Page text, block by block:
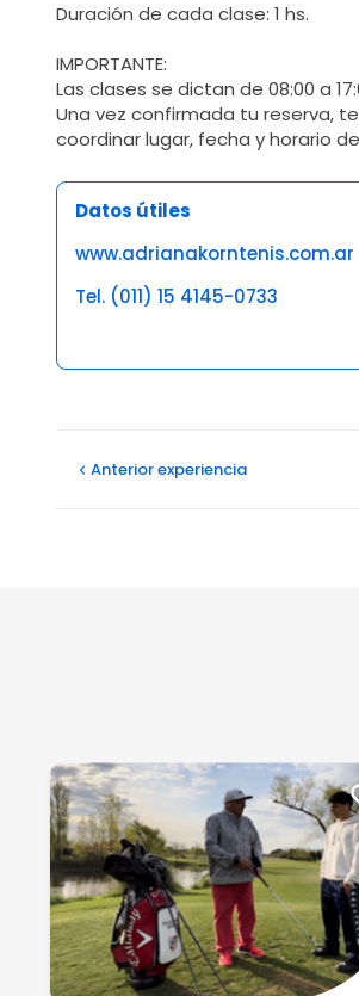
Duración de cada clase: 1 hs.
IMPORTANTE:
Las clases se dictan de 08:00 a
Una vez confirmada tu reserva,
coordinar lugar, fecha y horario
Datos útiles
www.adrianakorntenis.com.ar
Tel. (011) 15 4145-0733
Anteriorexperiencia